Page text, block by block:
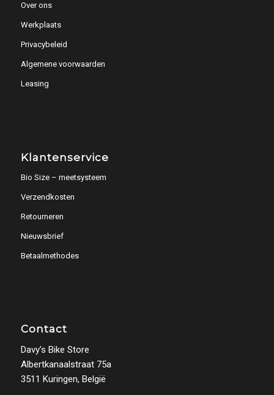
Over ons
Werkplaats
Privacybeleid
Algemene voorwaarden
Leasing
Klantenservice
Bio Size – meetsysteem
Verzendkosten
Retourneren
Nieuwsbrief
Betaalmethodes
Contact
Davy’s Bike Store
Albertkanaalstraat 75a
3511 Kuringen, België